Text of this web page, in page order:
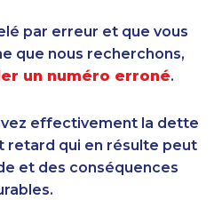
par erreur et que vous
que nous recherchons,
un numéro erroné.
effectivement la dette
retard qui en résulte peut
et des conséquences